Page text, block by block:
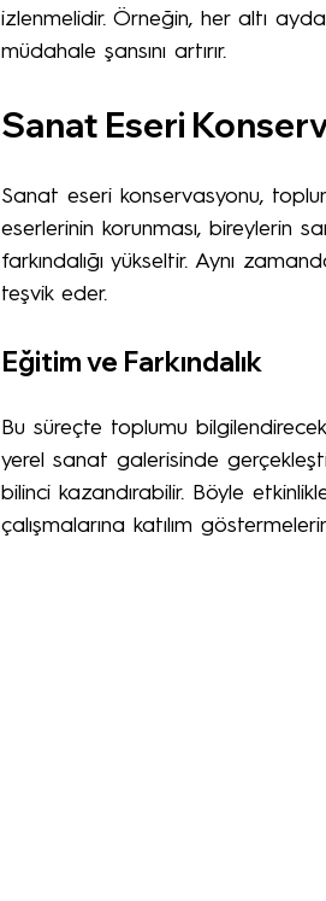
izlenmelidir. Örneğin, her altı
müdahale şansını artırır.
Sanat Eseri
Sanat eseri konservasyonu,
eserlerinin korunması, bireylerin
farkındalığı yükseltir. Aynı
teşvik eder.
Eğitim ve Farkındalık
Bu süreçte toplumu
yerel sanat galerisinde
bilinci kazandırabilir. Böyle
çalışmalarına katılım